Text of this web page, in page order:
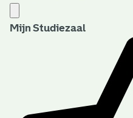
Mijn Studiezaal